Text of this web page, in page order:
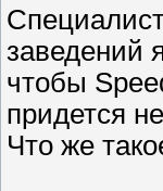
заведений
чтобы
придется
Что же